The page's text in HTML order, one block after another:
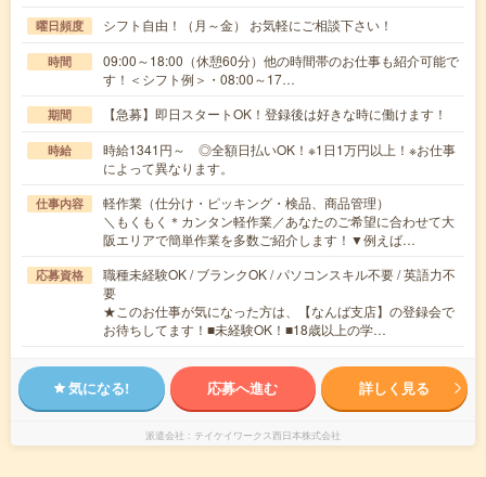
曜日頻度 シフト自由！（月～金） お気軽にご相談下さい！
時間
09:00～18:00（休憩60分）他の時間帯のお仕事も紹介可能で
す！＜シフト例＞・08:00～17…
期間 【急募】即日スタートOK！登録後は好きな時に働けます！
時給
時給1341円～ ◎全額日払いOK！※1日1万円以上！※お仕事
によって異なります。
仕事内容
軽作業（仕分け・ピッキング・検品、商品管理）
＼もくもく＊カンタン軽作業／あなたのご希望に合わせて大
阪エリアで簡単作業を多数ご紹介します！▼例えば…
応募資格
職種未経験OK / ブランクOK / パソコンスキル不要 / 英語力不
要
★このお仕事が気になった方は、【なんば支店】の登録会で
お待ちしてます！■未経験OK！■18歳以上の学…
気になる! 応募へ進む 詳しく見る
派遣会社 テイケイワークス西日本株式会社